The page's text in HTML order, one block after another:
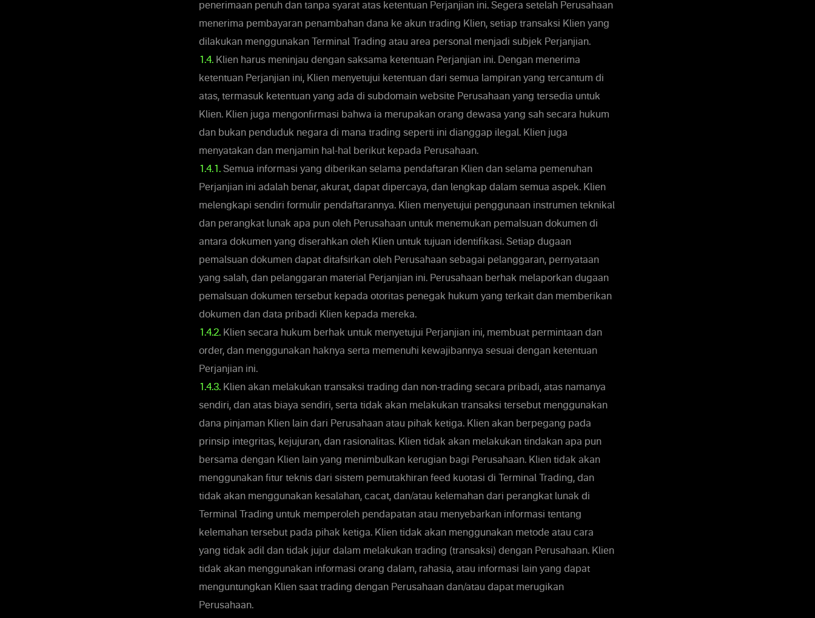
penerimaan penuh dan tanpa syarat atas ketentuan Perjanjian ini. Segera setelah Perusahaan
menerima pembayaran penambahan dana ke akun trading Klien, setiap transaksi Klien yang
dilakukan menggunakan Terminal Trading atau area personal menjadi subjek Perjanjian.
1.4. Klien harus meninjau dengan saksama ketentuan Perjanjian ini. Dengan menerima
ketentuan Perjanjian ini, Klien menyetujui ketentuan dari semua lampiran yang tercantum di
atas, termasuk ketentuan yang ada di subdomain website Perusahaan yang tersedia untuk
Klien. Klien juga mengonfirmasi bahwa ia merupakan orang dewasa yang sah secara hukum
dan bukan penduduk negara di mana trading seperti ini dianggap ilegal. Klien juga
menyatakan dan menjamin hal-hal berikut kepada Perusahaan.
1.4.1. Semua informasi yang diberikan selama pendaftaran Klien dan selama pemenuhan
Perjanjian ini adalah benar, akurat, dapat dipercaya, dan lengkap dalam semua aspek. Klien
melengkapi sendiri formulir pendaftarannya. Klien menyetujui penggunaan instrumen teknikal
dan perangkat lunak apa pun oleh Perusahaan untuk menemukan pemalsuan dokumen di
antara dokumen yang diserahkan oleh Klien untuk tujuan identifikasi. Setiap dugaan
pemalsuan dokumen dapat ditafsirkan oleh Perusahaan sebagai pelanggaran, pernyataan
yang salah, dan pelanggaran material Perjanjian ini. Perusahaan berhak melaporkan dugaan
pemalsuan dokumen tersebut kepada otoritas penegak hukum yang terkait dan memberikan
dokumen dan data pribadi Klien kepada mereka.
1.4.2. Klien secara hukum berhak untuk menyetujui Perjanjian ini, membuat permintaan dan
order, dan menggunakan haknya serta memenuhi kewajibannya sesuai dengan ketentuan
Perjanjian ini.
1.4.3. Klien akan melakukan transaksi trading dan non-trading secara pribadi, atas namanya
sendiri, dan atas biaya sendiri, serta tidak akan melakukan transaksi tersebut menggunakan
dana pinjaman Klien lain dari Perusahaan atau pihak ketiga. Klien akan berpegang pada
prinsip integritas, kejujuran, dan rasionalitas. Klien tidak akan melakukan tindakan apa pun
bersama dengan Klien lain yang menimbulkan kerugian bagi Perusahaan. Klien tidak akan
menggunakan fitur teknis dari sistem pemutakhiran feed kuotasi di Terminal Trading, dan
tidak akan menggunakan kesalahan, cacat, dan/atau kelemahan dari perangkat lunak di
Terminal Trading untuk memperoleh pendapatan atau menyebarkan informasi tentang
kelemahan tersebut pada pihak ketiga. Klien tidak akan menggunakan metode atau cara
yang tidak adil dan tidak jujur dalam melakukan trading (transaksi) dengan Perusahaan. Klien
tidak akan menggunakan informasi orang dalam, rahasia, atau informasi lain yang dapat
menguntungkan Klien saat trading dengan Perusahaan dan/atau dapat merugikan
Perusahaan.